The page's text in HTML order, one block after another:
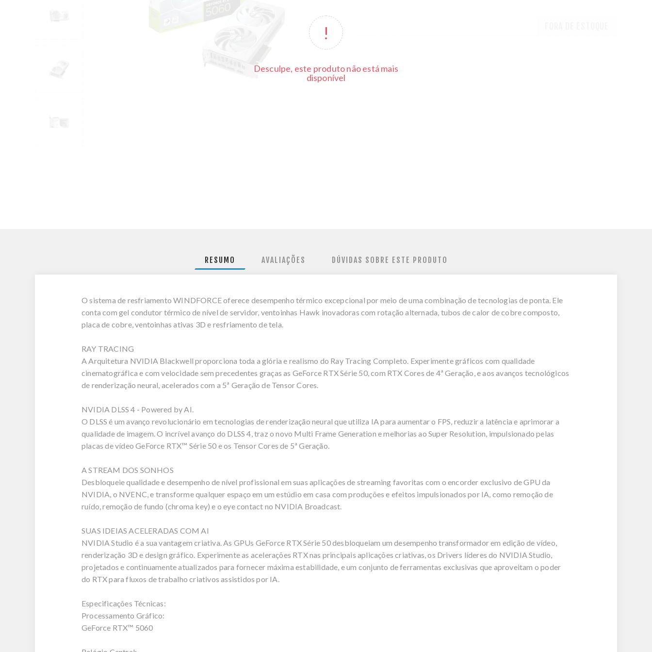
Desculpe, este produto não está mais
disponível
RESUMO AVALIAÇÕES DÚVIDAS SOBRE ESTE PRODUTO
O sistema de resfriamento WINDFORCE oferece desempenho térmico excepcional por meio de uma combinação de tecnologias de ponta. Ele
conta com gel condutor térmico de nível de servidor, ventoinhas Hawk inovadoras com rotação alternada, tubos de calor de cobre composto,
placa de cobre, ventoinhas ativas 3D e resfriamento de tela.
RAY TRACING
A Arquitetura NVIDIA Blackwell proporciona toda a glória e realismo do Ray Tracing Completo. Experimente gráficos com qualidade
cinematográfica e com velocidade sem precedentes graças as GeForce RTX Série 50, com RTX Cores de 4ª Geração, e aos avanços tecnológicos
de renderização neural, acelerados com a 5ª Geração de Tensor Cores.
NVIDIA DLSS 4 - Powered by AI.
O DLSS é um avanço revolucionário em tecnologias de renderização neural que utiliza IA para aumentar o FPS, reduzir a latência e aprimorar a
qualidade de imagem. O incrível avanço do DLSS 4, traz o novo Multi Frame Generation e melhorias ao Super Resolution, impulsionado pelas
placas de vídeo GeForce RTX™ Série 50 e os Tensor Cores de 5ª Geração.
A STREAM DOS SONHOS
Desbloqueie qualidade e desempenho de nível profissional em suas aplicações de streaming favoritas com o encorder exclusivo de GPU da
NVIDIA, o NVENC, e transforme qualquer espaço em um estúdio em casa com produções e efeitos impulsionados por IA, como remoção de
ruído, remoção de fundo (chroma key) e o eye contact no NVIDIA Broadcast.
SUAS IDEIAS ACELERADAS COM AI
NVIDIA Studio é a sua vantagem criativa. As GPUs GeForce RTX Série 50 desbloqueiam um desempenho transformador em edição de vídeo,
renderização 3D e design gráfico. Experimente as acelerações RTX nas principais aplicações criativas, os Drivers líderes do NVIDIA Studio,
projetados e continuamente atualizados para fornecer máxima estabilidade, e um conjunto de ferramentas exclusivas que aproveitam o poder
do RTX para fluxos de trabalho criativos assistidos por IA.
Especificações Técnicas:
Processamento Gráfico:
GeForce RTX™ 5060